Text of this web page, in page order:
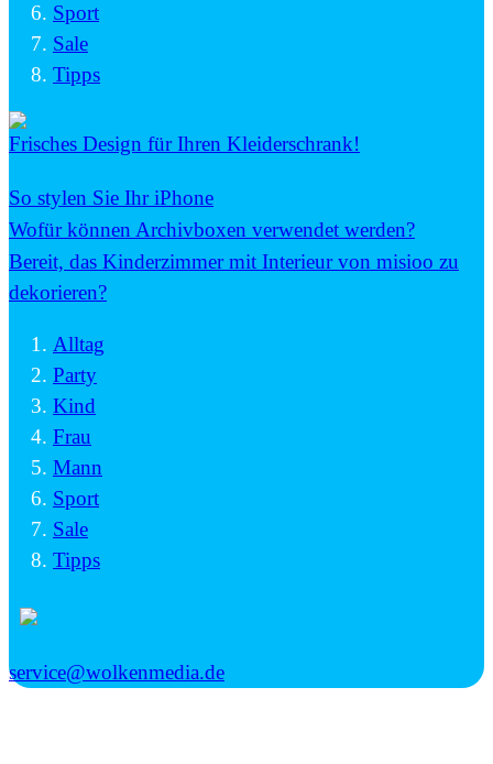
Sport
Sale
Tipps
Frisches Design für Ihren Kleiderschrank!
So stylen Sie Ihr iPhone
Wofür können Archivboxen verwendet werden?
Bereit, das Kinderzimmer mit Interieur von misioo zu
dekorieren?
Alltag
Party
Kind
Frau
Mann
Sport
Sale
Tipps
service@wolkenmedia.de